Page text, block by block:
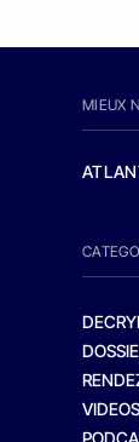
MIEUX
VIDEOS